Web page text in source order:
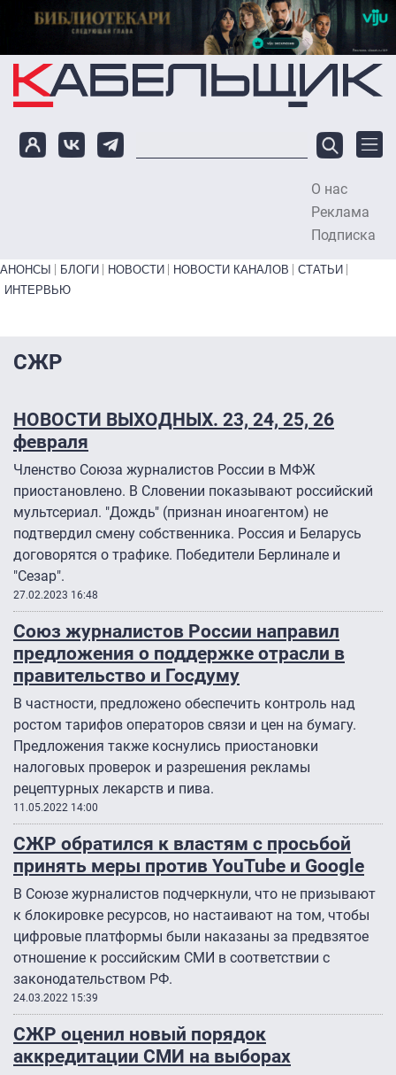
Перейти к основному содержанию
О нас
Реклама
Подписка
Primary links bottom
АНОНСЫ БЛОГИ НОВОСТИ НОВОСТИ КАНАЛОВ
СТАТЬИ
ИНТЕРВЬЮ
СЖР
НОВОСТИ ВЫХОДНЫХ. 23, 24, 25, 26
февраля
Членство Союза журналистов России в МФЖ
приостановлено. В Словении показывают российский
мультсериал. "Дождь" (признан иноагентом) не
подтвердил смену собственника. Россия и Беларусь
договорятся о трафике. Победители Берлинале и
"Сезар".
27.02.2023 16:48
Союз журналистов России направил
предложения о поддержке отрасли в
правительство и Госдуму
В частности, предложено обеспечить контроль над
ростом тарифов операторов связи и цен на бумагу.
Предложения также коснулись приостановки
налоговых проверок и разрешения рекламы
рецептурных лекарств и пива.
11.05.2022 14:00
СЖР обратился к властям с просьбой
принять меры против YouTube и Google
В Союзе журналистов подчеркнули, что не призывают
к блокировке ресурсов, но настаивают на том, чтобы
цифровые платформы были наказаны за предвзятое
отношение к российским СМИ в соответствии с
законодательством РФ.
24.03.2022 15:39
СЖР оценил новый порядок
аккредитации СМИ на выборах